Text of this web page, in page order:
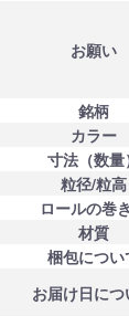
お願い
銘柄
カラー
寸法（数量
粒径/粒高
ロールの巻
材質
梱包につい
お届け日につ